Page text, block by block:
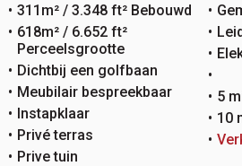
311m² / 3.348 ft² Bebouwd
618m² / 6.652 ft²
Perceelsgrootte
Dichtbij een golfbaan
Meubilair bespreekbaar
Instapklaar
Privé terras
Prive tuin
5
10